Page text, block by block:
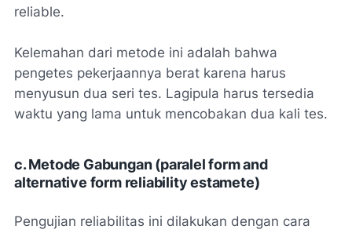
reliable.
Kelemahan dari metode ini adalah bahwa
pengetes pekerjaannya berat karena harus
menyusun dua seri tes. Lagipula harus tersedia
waktu yang lama untuk mencobakan dua kali tes.
c. Metode Gabungan (paralel form and
alternative form reliability estamete)
Pengujian reliabilitas ini dilakukan dengan cara